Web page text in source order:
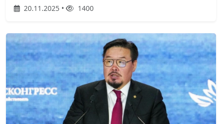
20.11.2025 • 1400